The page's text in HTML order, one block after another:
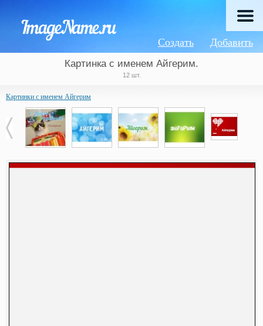
Добавить
Создать
Картинка с именем Айгерим.
12 шт.
Картинки с именем Айгерим